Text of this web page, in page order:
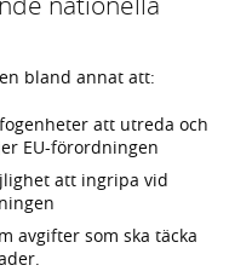
bland annat att:
att utreda och
EU-förordningen
att ingripa vid
avgifter som ska täcka